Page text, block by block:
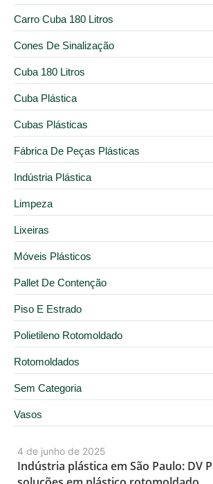
4 de junho de 2025
Indústria plástica em São Paulo: DV
Carro Cuba 180 Litros
Cones De Sinalização
Cuba 180 Litros
Cuba Plástica
Cubas Plásticas
Fábrica De Peças Plásticas
Indústria Plástica
Limpeza
Lixeiras
Móveis Plásticos
Pallet De Contenção
Piso E Estrado
Polietileno Rotomoldado
Rotomoldados
Sem Categoria
Vasos